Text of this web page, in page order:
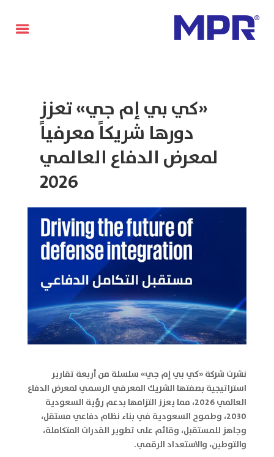
«كي بي إم جي» تعزز
دورها شريكاً معرفياً
لمعرض الدفاع العالمي
2026
نشرت شركة «كي بي إم جي» سلسلة من أربعة تقارير
استراتيجية بصفتها الشريك المعرفي الرسمي لمعرض الدفاع
العالمي 2026، مما يعزز التزامها بدعم رؤية السعودية
2030، وطموح السعودية في بناء نظام دفاعي مستقل،
وجاهز للمستقبل، وقائم على تطوير القدرات المتكاملة،
والتوطين، والاستعداد الرقمي.